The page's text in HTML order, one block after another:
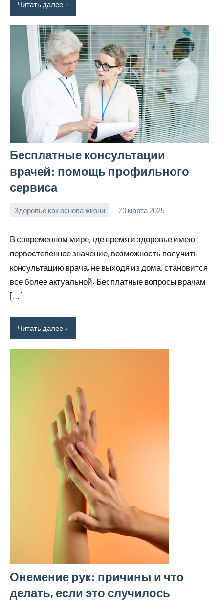
Читать далее
Бесплатные консультации
врачей: помощь профильного
сервиса
Здоровье как основа жизни 20 марта 2025
Avtor
Нет
В современном мире, где время и здоровье имеют
первостепенное значение, возможность получить
консультацию врача, не выходя из дома, становится
все более актуальной. Бесплатные вопросы врачам
[…]
Читать далее
Онемение рук: причины и что
делать, если это случилось